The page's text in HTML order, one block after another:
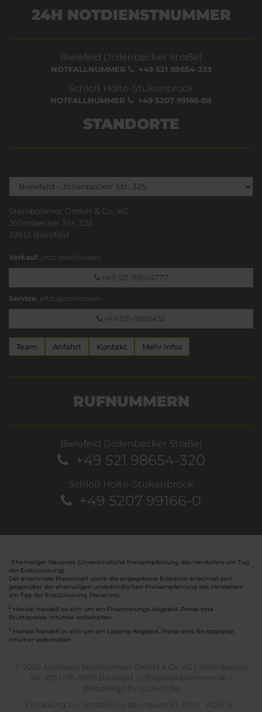
24H NOTDIENSTNUMMER
Bielefeld (Jöllenbecker Straße)
NOTFALLNUMMER +49 521 98654-333
Schloß Holte-Stukenbrock
NOTFALLNUMMER +49 5207 99166-88
STANDORTE
Steinböhmer GmbH & Co. KG
Jöllenbecker Str. 325
33613 Bielefeld
Verkauf: jetzt geschlossen
+49 521-98654777
Service: jetzt geschlossen
+49 521-9865432
Team Anfahrt Kontakt Mehr Infos
RUFNUMMERN
Bielefeld (Jöllenbecker Straße)
+49 521 98654-320
Schloß Holte-Stukenbrock
+49 5207 99166-0
Ehemaliger Neupreis (Unverbindliche Preisempfehlung des Herstellers am Tag
der Erstzulassung).
Der errechnete Preisvorteil sowie die angegebene Ersparnis errechnet sich
gegenüber der ehemaligen unverbindlichen Preisempfehlung des Herstellers
am Tag der Erstzulassung (Neupreis).
2 Hierbei handelt es sich um ein Finanzierungs-Angebot. Preise sind
Bruttopreise. Irrtümer vorbehalten.
3 Hierbei handelt es sich um ein Leasing-Angebot. Preise sind Bruttopreise.
Irrtümer vorbehalten.
© 2026 Autohaus Steinböhmer GmbH & Co. KG | Jöllenbecker
Str. 325 | DE-33613 Bielefeld | info@steinboehmer.de |
Webdesign by audaris.de
Einladung zur Vorstellung des neuen ID. Polo
AGB´s